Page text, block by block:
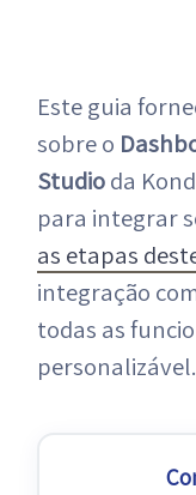
Este guia
sobre o
Studioda
para integrar
as etapas
integração
todas as
personalizável.